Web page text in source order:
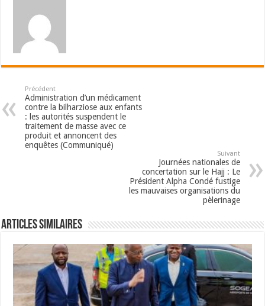
Précédent
Administration d’un médicament
contre la bilharziose aux enfants
: les autorités suspendent le
traitement de masse avec ce
produit et annoncent des
enquêtes (Communiqué)
Suivant
Journées nationales de
concertation sur le Hajj : Le
Président Alpha Condé fustige
les mauvaises organisations du
pèlerinage
Articles Similaires